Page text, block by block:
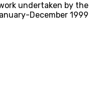
undertaken by the
December 1999.